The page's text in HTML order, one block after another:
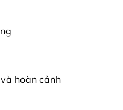
hoàn cảnh